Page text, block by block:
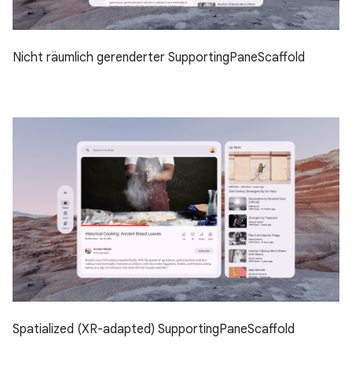
Nicht räumlich gerenderter SupportingPaneScaffold
Spatialized (XR-adapted) SupportingPaneScaffold